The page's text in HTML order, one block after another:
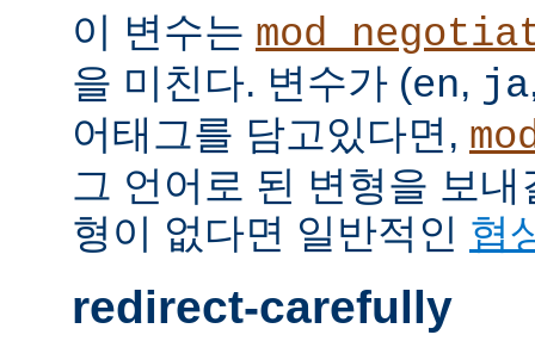
이 변수는
을 미친다. 변수가 (en, ja
어태그를 담고있다면,
그 언어로 된 변형을 보
형이 없다면 일반적인 협
redirect-carefully